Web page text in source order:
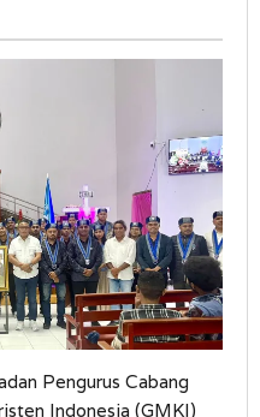
Pengurus Cabang
Indonesia (GMKI)